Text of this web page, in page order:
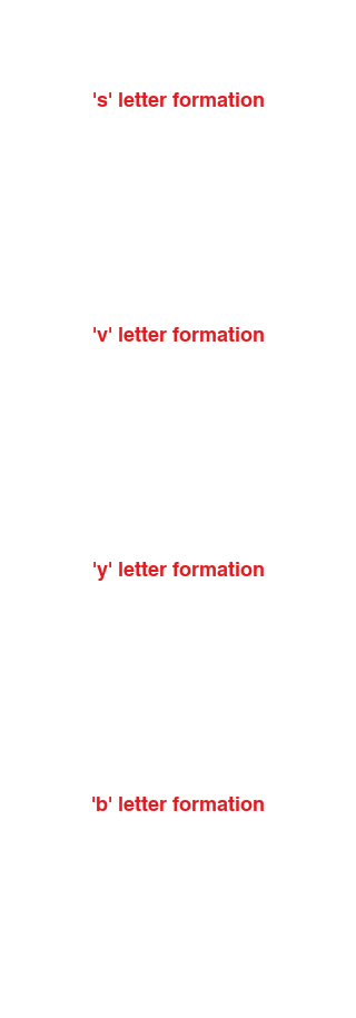
's' letter formation
'v' letter formation
'y' letter formation
'b' letter formation